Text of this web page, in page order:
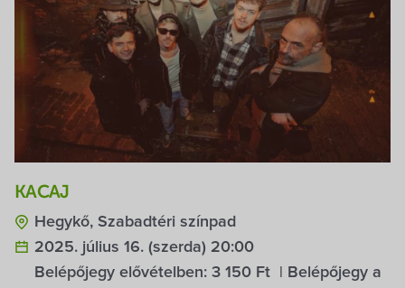
KACAJ
Hegykő, Szabadtéri színpad
2025. július 16. (szerda) 20:00
Belépőjegy elővételben: 3 150 Ft | Belépőjegy a